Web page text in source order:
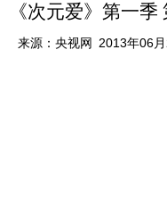
《次元爱》第一季
来源： 央视网 2013年06